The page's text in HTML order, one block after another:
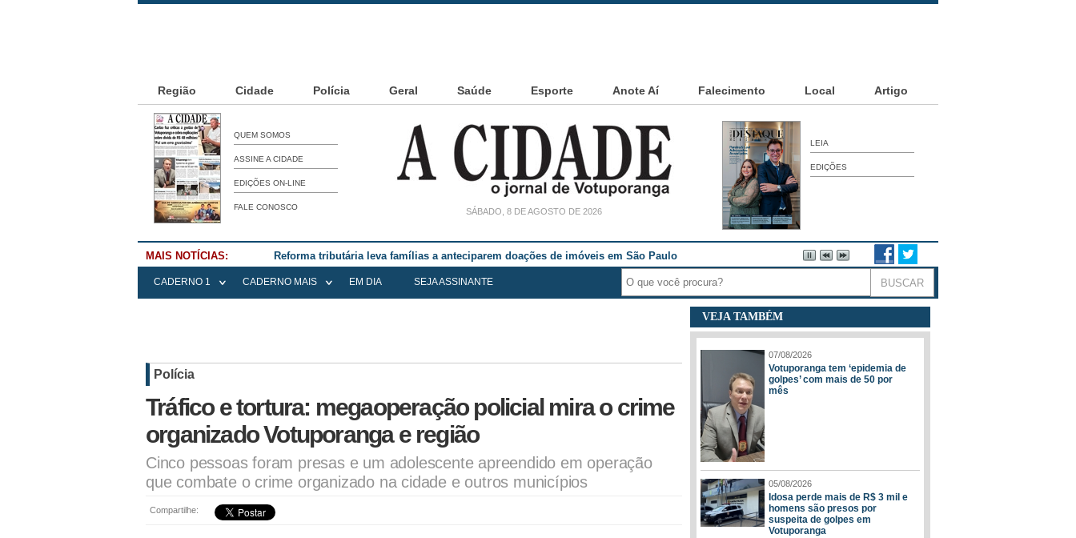
Região Cidade Polícia Geral Saúde Esporte Anote Aí Falecimento Local Artigo
QUEM SOMOS
ASSINE A CIDADE
EDIÇÕES ON-LINE
FALE CONOSCO SÁBADO, 8 DE AGOSTO DE 2026
LEIA
EDIÇÕES
MAIS NOTÍCIAS: Reforma tributária leva famílias a anteciparem doações de imóveis em São Paulo
CADERNO 1 CADERNO MAIS EM DIA SEJA ASSINANTE
Polícia
Tráfico e tortura: megaoperação policial mira o crime
organizado Votuporanga e região
Cinco pessoas foram presas e um adolescente apreendido em operação
que combate o crime organizado na cidade e outros municípios
Compartilhe:
VEJA TAMBÉM
07/08/2026
Votuporanga tem ‘epidemia de
golpes’ com mais de 50 por
mês
05/08/2026
Idosa perde mais de R$ 3 mil e
homens são presos por
suspeita de golpes em
Votuporanga